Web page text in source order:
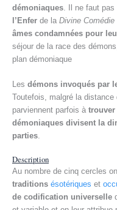
démoniaques . Il ne faut
l’Enfer de la Divine Comédie
âmes condamnées pour
séjour de la race des
plan démoniaque
Les démons invoqués par
Toutefois, malgré la
parviennent parfois à
démoniaques divisent la
parties.
Description
Au nombre de cinq cercles
traditions ésotériques et
de codification universelle